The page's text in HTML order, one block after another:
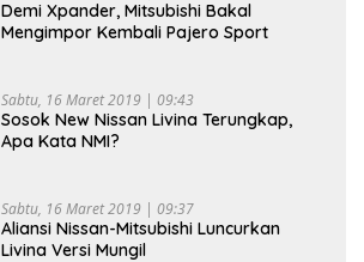
Demi Xpander, Mitsubishi Bakal
Mengimpor Kembali Pajero Sport
Sabtu, 16 Maret 2019 | 09:43
Sosok New Nissan Livina Terungkap,
Apa Kata NMI?
Sabtu, 16 Maret 2019 | 09:37
Aliansi Nissan-Mitsubishi Luncurkan
Livina Versi Mungil